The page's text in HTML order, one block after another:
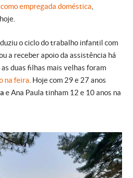
como empregada doméstica
o ciclo do trabalho infantil com
a receber apoio da assistência há
duas filhas mais velhas foram
na feira . Hoje com 29 e 27 anos
e Ana Paula tinham 12 e 10 anos na